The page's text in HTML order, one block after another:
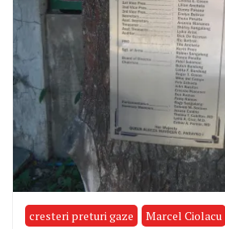
cresteri preturi gaze Marcel Ciolacu